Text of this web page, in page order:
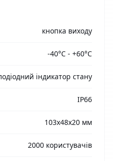
кнопка виходу
-40°С - +60°С
індикатор стану
IP66
103х48х20 мм
2000 користувачів